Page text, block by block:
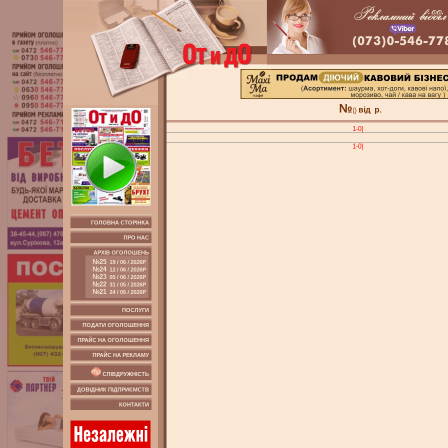
ГОЛОВНА СТОРІНКА
ПРО НАС
АРХІВ ОГОЛОШЕНЬ
№25 19 / 06 / 2026Р
№24 12 / 06 / 2026Р
№23 05 / 06 / 2026Р
№22 31 / 05 / 2026Р
№21 24 / 05 / 2026Р
ПОСЛУГИ
ПОДАТИ ОГОЛОШЕННЯ
ПРАЙС НА ОГОЛОШЕННЯ
ПРАЙС НА РЕКЛАМУ
СПІВДРУЖНІСТЬ
ДОВІДНИК ПІДПРИЄМСТВ
КОНТАКТИ
№() від р.
1-0|
1-0|